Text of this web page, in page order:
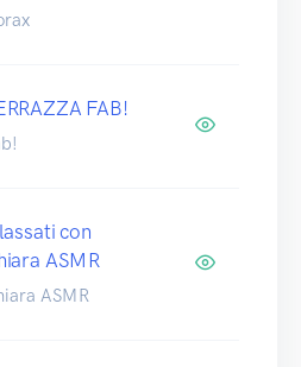
FAB!
con
ASMR
ASMR